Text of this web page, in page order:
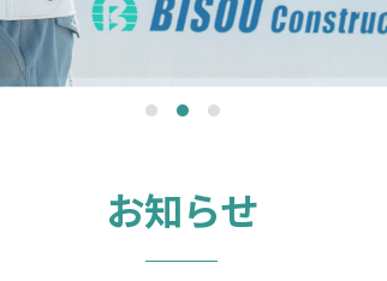
2
お知らせ